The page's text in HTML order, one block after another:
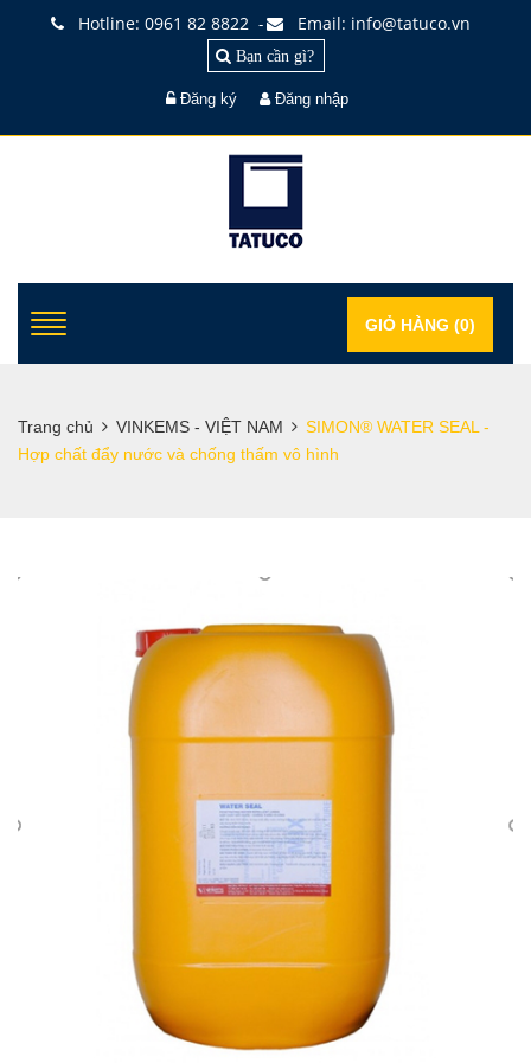
Hotline: 0961 82 8822- Email: info@tatuco.vn
Bạn cần gì?
Đăng ký Đăng nhập
GIỎ HÀNG (0)
Trang chủ VINKEMS - VIỆT NAM
SIMON® WATER SEAL -
Hợp chất đẩy nước và chống thấm vô hình